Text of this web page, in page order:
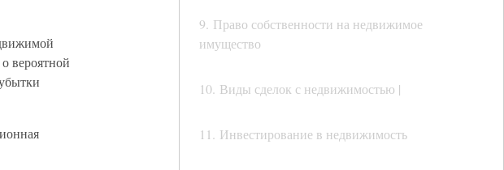
9. Право собственности на недвижимое
имущество
10. Виды сделок с недвижимостью |
11. Инвестирование в недвижимость
вероятной